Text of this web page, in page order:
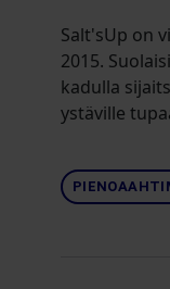
Salt'sUp on
2015.
kadulla
ystäville